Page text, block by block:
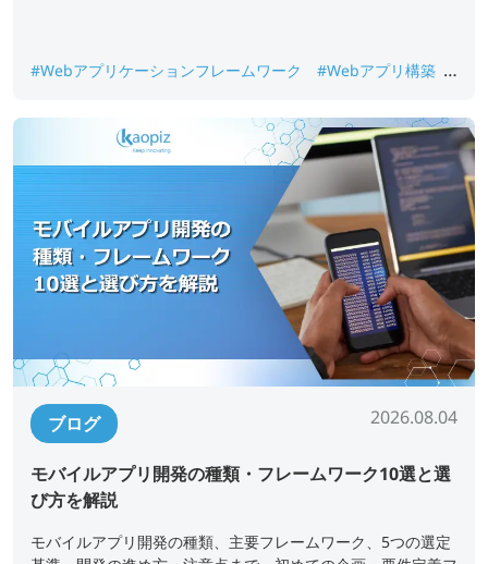
#Webアプリケーションフレームワーク
#Webアプリ構築
ムワーク
ブログ 2026.08.04
モバイルアプリ開発の種類・フレームワーク10選と選
び方を解説
モバイルアプリ開発の種類、主要フレームワーク、5つの選定